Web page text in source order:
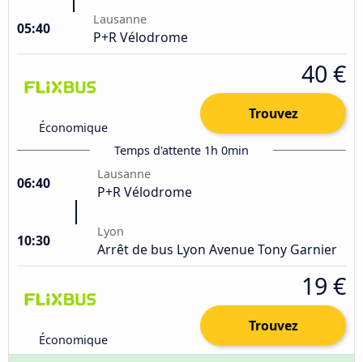
05:40
Lausanne
P+R Vélodrome
Économique
40 €
Trouvez
Temps d'attente 1h 0min
06:40
Lausanne
P+R Vélodrome
10:30
Lyon
Arrêt de bus Lyon Avenue Tony Garnier
Économique
19 €
Trouvez